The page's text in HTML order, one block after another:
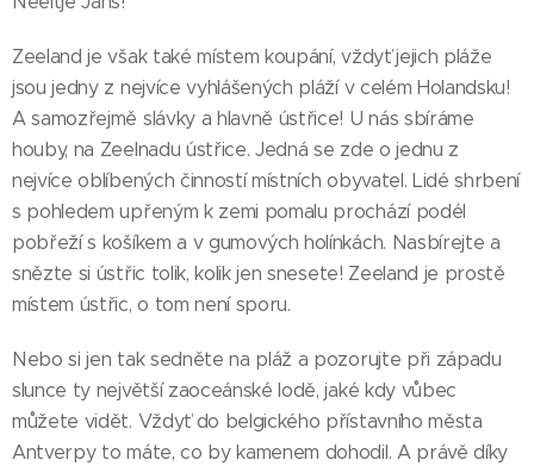
Zeeland je však také místem koupání, vždyť jejich pláže
jsou jedny z nejvíce vyhlášených pláží v celém Holandsku!
A samozřejmě slávky a hlavně ústřice! U nás sbíráme
houby, na Zeelnadu ústřice. Jedná se zde o jednu z
nejvíce oblíbených činností místních obyvatel. Lidé shrbení
s pohledem upřeným k zemi pomalu prochází podél
pobřeží s košíkem a v gumových holínkách. Nasbírejte a
snězte si ústřic tolik, kolik jen snesete! Zeeland je prostě
místem ústřic, o tom není sporu.
Nebo si jen tak sedněte na pláž a pozorujte při západu
slunce ty největší zaoceánské lodě, jaké kdy vůbec
můžete vidět. Vždyť do belgického přístavního města
Antverpy to máte, co by kamenem dohodil. A právě díky